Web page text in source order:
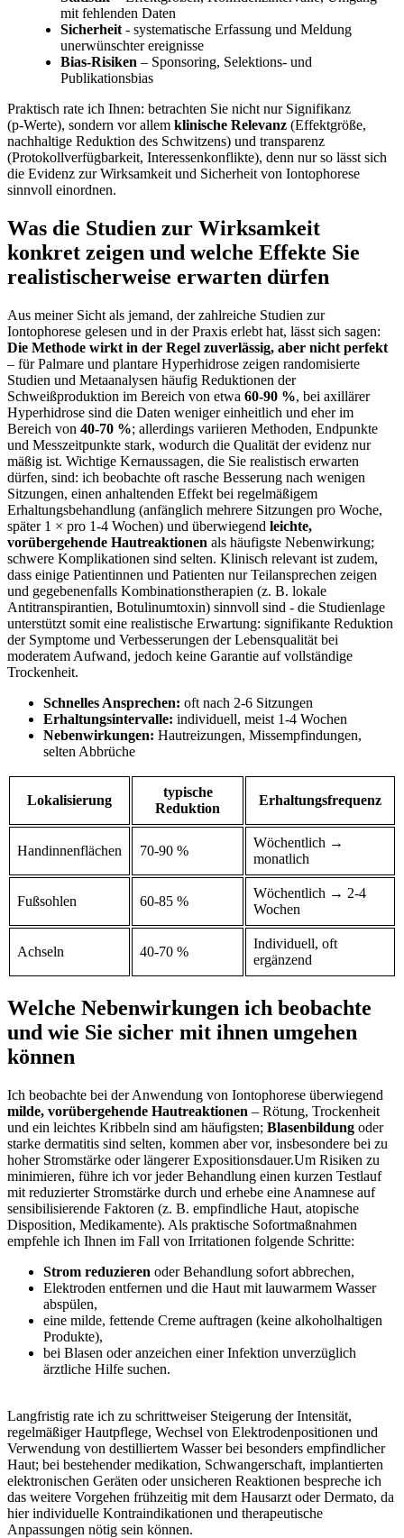
mit‍ fehlenden Daten
Sicherheit -⁤ systematische Erfassung und ⁤Meldung
unerwünschter ereignisse
Bias‑Risiken – Sponsoring, Selektions- und
Publikationsbias
Praktisch rate ich Ihnen: betrachten Sie nicht nur ⁢Signifikanz
(p‑Werte), sondern vor allem klinische Relevanz (Effektgröße,
nachhaltige Reduktion des ​Schwitzens) und transparenz
(Protokollverfügbarkeit, Interessenkonflikte), denn nur so lässt sich
die Evidenz zur Wirksamkeit und Sicherheit von Iontophorese​
sinnvoll einordnen.
Was die⁢ Studien zur Wirksamkeit
konkret zeigen und welche Effekte Sie
realistischerweise erwarten dürfen
Aus meiner Sicht als jemand, der zahlreiche Studien zur
Iontophorese gelesen und in der Praxis erlebt hat, lässt sich sagen: ⁤
Die Methode wirkt in der Regel ‍zuverlässig, aber nicht perfekt
– für Palmare und plantare Hyperhidrose zeigen randomisierte
Studien ⁢und Metaanalysen häufig Reduktionen der
Schweißproduktion ‍im ​Bereich von etwa 60-90 ​%, bei‌ axillärer⁣
Hyperhidrose sind die ‍Daten ⁢weniger einheitlich⁢ und eher im
Bereich von 40-70‍ %; allerdings variieren ‌Methoden,⁢ Endpunkte
und Messzeitpunkte stark, wodurch die Qualität der evidenz nur
mäßig ist.‍ Wichtige ‍Kernaussagen, die Sie ⁣realistisch erwarten
dürfen, sind: ich beobachte oft ‍rasche‍ Besserung nach wenigen‍
Sitzungen, einen anhaltenden​ Effekt bei regelmäßigem
‌Erhaltungsbehandlung (anfänglich mehrere Sitzungen pro Woche, ​
später 1 × pro 1-4⁢ Wochen)​ und überwiegend leichte,
vorübergehende Hautreaktionen ‍als häufigste Nebenwirkung;
schwere Komplikationen sind selten. Klinisch relevant ist zudem,
dass einige ⁤Patientinnen und ⁤Patienten nur Teilansprechen zeigen
und gegebenenfalls Kombinationstherapien (z. B. lokale
Antitranspirantien, Botulinumtoxin) sinnvoll sind -‍ die Studienlage
unterstützt‌ somit eine realistische Erwartung: signifikante Reduktion
der ⁢Symptome⁣ und Verbesserungen der Lebensqualität bei
moderatem Aufwand, jedoch keine Garantie​ auf vollständige
‍Trockenheit.
Schnelles Ansprechen: oft nach 2-6 ‌Sitzungen
Erhaltungsintervalle: individuell, meist 1-4 Wochen
Nebenwirkungen: Hautreizungen, Missempfindungen, ​
selten Abbrüche
Lokalisierung
typische​
Reduktion
Erhaltungsfrequenz
Handinnenflächen 70-90⁢ %
Wöchentlich →
monatlich
Fußsohlen 60-85 %
Wöchentlich → 2-4
Wochen
Achseln 40-70 %
Individuell, oft
⁢ergänzend
Welche Nebenwirkungen ich beobachte
und wie Sie‍ sicher mit‍ ihnen umgehen
können
Ich beobachte bei der Anwendung⁢ von‍ Iontophorese überwiegend
milde, vorübergehende‍ Hautreaktionen – Rötung,​ Trockenheit
und ein leichtes Kribbeln sind am häufigsten; Blasenbildung oder
starke dermatitis‍ sind ⁢selten, kommen aber vor, insbesondere bei​ zu
hoher‍ Stromstärke⁣ oder längerer Expositionsdauer.Um Risiken zu⁤
minimieren, ‌führe ich ‍vor jeder Behandlung⁤ einen ⁣kurzen Testlauf
mit reduzierter Stromstärke durch und erhebe eine Anamnese auf
sensibilisierende Faktoren ⁤(z. B. empfindliche Haut, ⁣atopische
Disposition, Medikamente). ⁣Als ⁤praktische Sofortmaßnahmen
empfehle ich Ihnen im Fall‌ von⁣ Irritationen ⁣folgende ⁤Schritte:
Strom⁢ reduzieren oder ⁤Behandlung⁣ sofort abbrechen,
Elektroden entfernen und‌ die Haut mit lauwarmem Wasser
abspülen,
eine‍ milde, fettende Creme ⁢auftragen (keine‌ alkoholhaltigen
Produkte),
bei Blasen ​oder anzeichen einer Infektion unverzüglich
ärztliche Hilfe suchen.
Langfristig rate ich⁤ zu schrittweiser ‌Steigerung der ⁤Intensität,
regelmäßiger Hautpflege, Wechsel von Elektrodenpositionen und
Verwendung von⁢ destilliertem ⁣Wasser​ bei​ besonders⁣ empfindlicher ​
Haut; bei bestehender medikation,‍ Schwangerschaft, implantierten
elektronischen Geräten⁤ oder⁢ unsicheren Reaktionen bespreche ich ​
das weitere Vorgehen ‌frühzeitig⁣ mit dem Hausarzt oder⁢ Dermato, da
hier individuelle Kontraindikationen und therapeutische
Anpassungen nötig sein können.